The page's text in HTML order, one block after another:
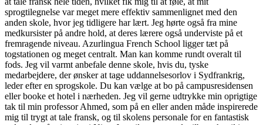
sprogtilegnelse var meget mere effektiv sammenlignet med den
anden skole, hvor jeg tidligere har lært. Jeg hørte også fra mine
medkursister på andre hold, at deres lærere også underviste på et
fremragende niveau. Azurlingua French School ligger tæt på
togstationen og meget centralt. Man kan komme rundt overalt til
fods. Jeg vil varmt anbefale denne skole, hvis du, tyske
medarbejdere, der ønsker at tage uddannelsesorlov i Sydfrankrig,
leder efter en sprogskole. Du kan vælge at bo på campusresidensen
eller booke et hotel i nærheden. Jeg vil gerne udtrykke min oprigtige
tak til min professor Ahmed, som på en eller anden måde inspirerede
mig til trygt at tale fransk, og til skolens personale for en fantastisk